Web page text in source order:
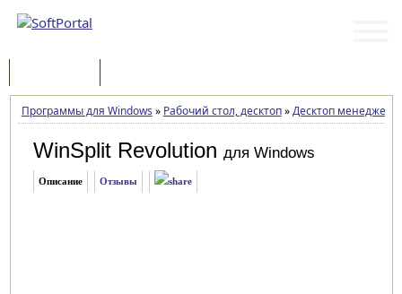
Программы для Windows » Рабочий стол, десктоп»Десктоп менеджеры
WinSplit Revolution для Windows
Описание Отзывы